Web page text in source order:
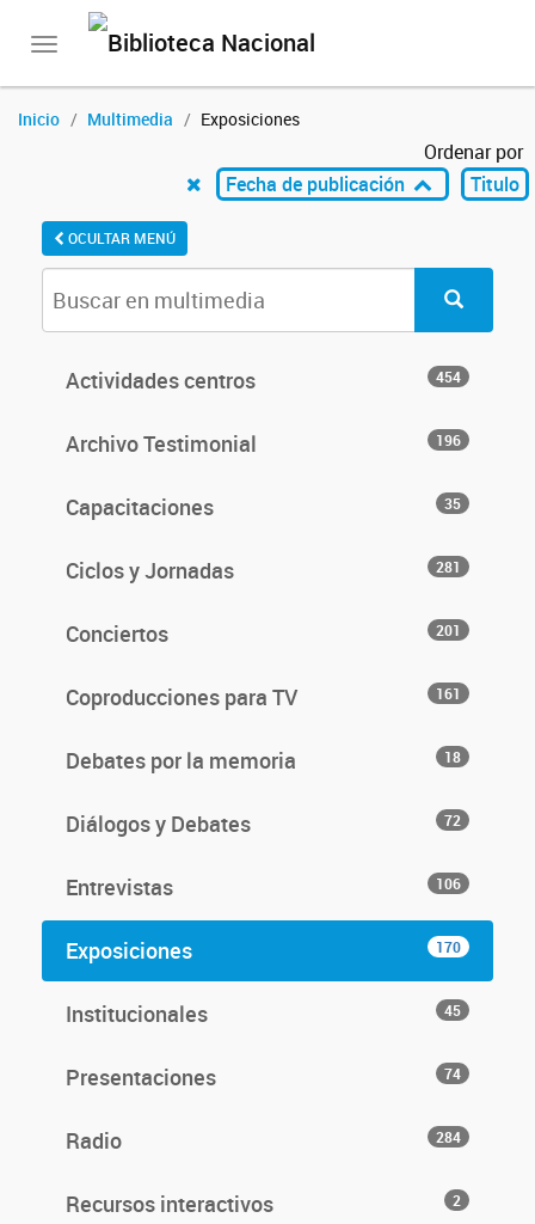
Toggle
Inicio Multimedia Exposiciones
Ordenar por
Fecha de publicación
Titulo
OCULTAR MENÚ
Actividades centros 454
Archivo Testimonial 196
Capacitaciones 35
Ciclos y Jornadas 281
Conciertos 201
Coproducciones para TV 161
Debates por la memoria 18
Diálogos y Debates 72
Entrevistas 106
Exposiciones 170
Institucionales 45
Presentaciones 74
Radio 284
Recursos interactivos 2